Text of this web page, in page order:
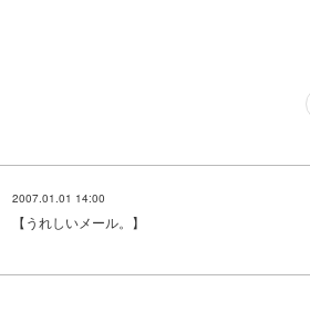
2007.01.01 14:00
【うれしいメール。】